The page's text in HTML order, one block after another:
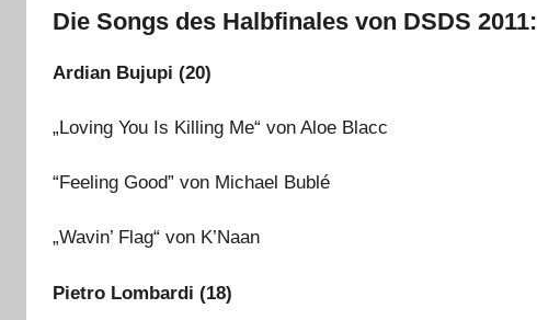
Die Songs des Halbfinales von DSDS 2011:
Ardian Bujupi (20)
„Loving You Is Killing Me“ von Aloe Blacc
“Feeling Good” von Michael Bublé
„Wavin’ Flag“ von K’Naan
Pietro Lombardi (18)